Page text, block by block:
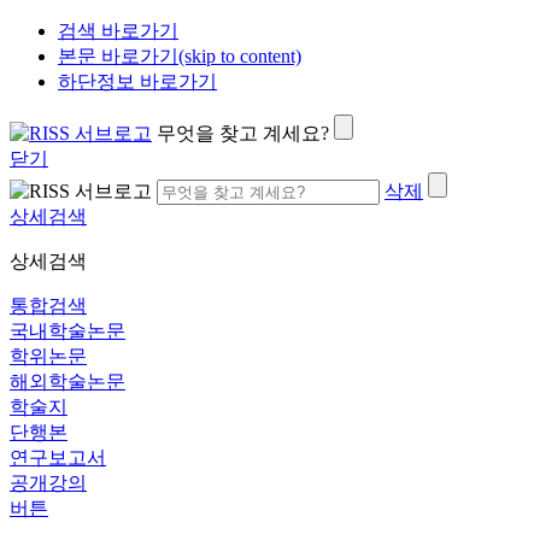
검색 바로가기
본문 바로가기(skip to content)
하단정보 바로가기
무엇을 찾고 계세요?
닫기
삭제
상세검색
상세검색
통합검색
국내학술논문
학위논문
해외학술논문
학술지
단행본
연구보고서
공개강의
버튼